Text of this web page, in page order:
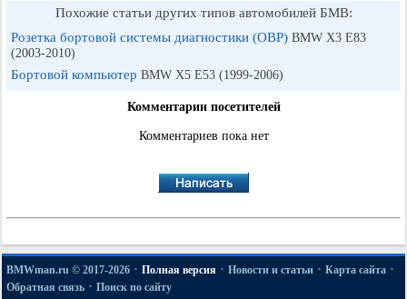
Похожие статьи других типов автомобилей БМВ:
Розетка бортовой системы диагностики (ОВР) BMW X3 E83
(2003-2010)
Бортовой компьютер BMW X5 E53 (1999-2006)
Комментарии посетителей
Комментариев пока нет
BMWman.ru © 2017-2026 · Полная версия · Новости и статьи · Карта сайта ·
Обратная связь · Поиск по сайту